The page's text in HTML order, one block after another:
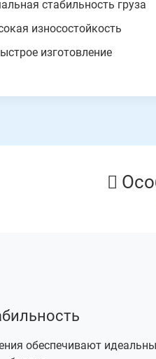
стабильность груза
износостойкость
изготовление
обеспечивают